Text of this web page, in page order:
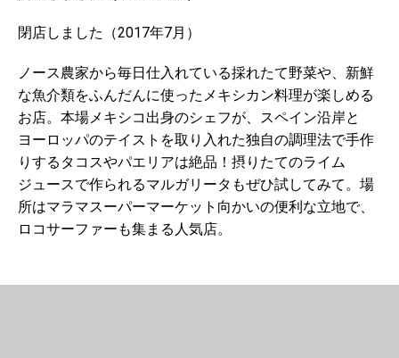
閉店しました（2017年7月）
ノース農家から毎日仕入れている採れたて野菜や、新鮮
な魚介類をふんだんに使ったメキシカン料理が楽しめる
お店。本場メキシコ出身のシェフが、スペイン沿岸と
ヨーロッパのテイストを取り入れた独自の調理法で手作
りするタコスやパエリアは絶品！摂りたてのライム
ジュースで作られるマルガリータもぜひ試してみて。場
所はマラマスーパーマーケット向かいの便利な立地で、
ロコサーファーも集まる人気店。